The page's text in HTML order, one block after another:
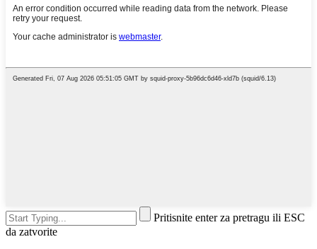
Pritisnite enter za pretragu ili ESC
da zatvorite